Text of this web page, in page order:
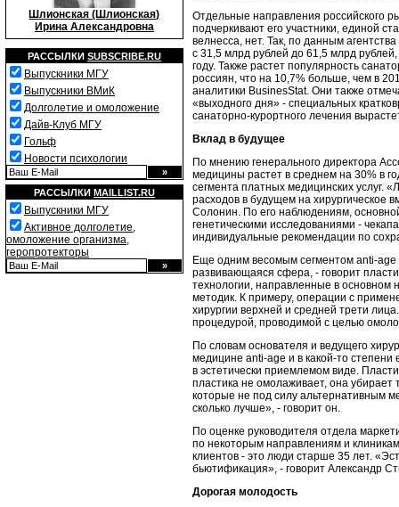
Шлионская (Шлионская)
Ирина Александровна
РАССЫЛКИ SUBSCRIBE.RU
Выпускники МГУ
Выпускники ВМиК
Долголетие и омоложение
Дайв-Клуб МГУ
Гольф
Новости психологии
РАССЫЛКИ MAILLIST.RU
Выпускники МГУ
Активное долголетие,
омоложение организма,
геропротекторы
Отдельные направления российского
подчеркивают его участники, единой
велнесса, нет. Так, по данным
с 31,5 млрд рублей до 61,5 млрд
году. Также растет популярность
россиян, что на 10,7% больше, чем в
аналитики BusinesStat. Они также
«выходного дня» - специальных
санаторно-курортного лечения
Вклад в будущее
По мнению генерального директора
медицины растет в среднем на 30% в
сегмента платных медицинских услуг.
расходов в будущем на хирургическое
Солонин. По его наблюдениям,
генетическими исследованиями -
индивидуальные рекомендации по
Еще одним весомым сегментом anti-age
развивающаяся сфера, - говорит
технологии, направленные в
методик. К примеру, операции с
хирургии верхней и средней трети
процедурой, проводимой с целью
По словам основателя и ведущего
медицине anti-age и в какой-то
в эстетически приемлемом виде.
пластика не омолаживает, она
которые не под силу альтернативным
сколько лучше», - говорит он.
По оценке руководителя отдела
по некоторым направлениям и
клиентов - это люди старше 35 лет.
бьютификация», - говорит Александр
Дорогая молодость